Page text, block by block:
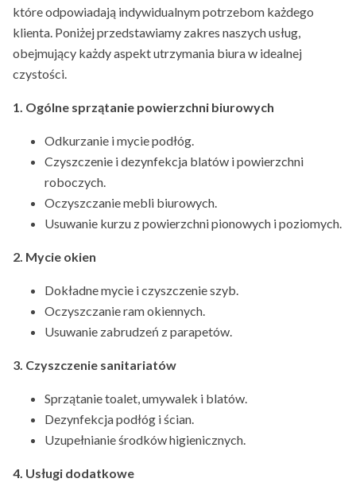
które odpowiadają indywidualnym potrzebom każdego
klienta. Poniżej przedstawiamy zakres naszych usług,
obejmujący każdy aspekt utrzymania biura w idealnej
czystości.
1. Ogólne sprzątanie powierzchni biurowych
Odkurzanie i mycie podłóg.
Czyszczenie i dezynfekcja blatów i powierzchni
roboczych.
Oczyszczanie mebli biurowych.
Usuwanie kurzu z powierzchni pionowych i poziomych.
2. Mycie okien
Dokładne mycie i czyszczenie szyb.
Oczyszczanie ram okiennych.
Usuwanie zabrudzeń z parapetów.
3. Czyszczenie sanitariatów
Sprzątanie toalet, umywalek i blatów.
Dezynfekcja podłóg i ścian.
Uzupełnianie środków higienicznych.
4. Usługi dodatkowe